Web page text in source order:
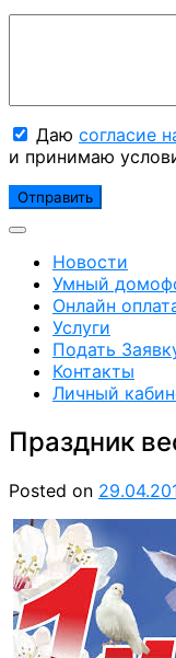
Даю согласие
и принимаю
Новости
Умный
Онлайн
Услуги
Подать
Контакты
Личный
Праздник
Posted on